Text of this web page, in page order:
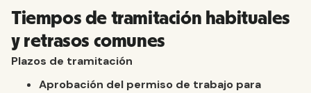
Tiempos de tramitación habituales
y retrasos comunes
Plazos de tramitación
Aprobación del permiso de trabajo para